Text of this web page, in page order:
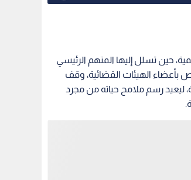
حين تسلل إليها المتهم الرئيسي
بأعضاء الهيئات القضائية، وقف
ليعيد رسم ملامح حياته من مجرد